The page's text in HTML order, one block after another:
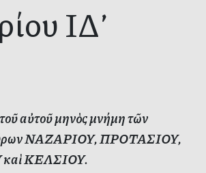
ΙΔ’
αὐτοῦ μηνὸς μνήμη τῶν
ΝΑΖΑΡΙΟΥ, ΠΡΟΤΑΣΙΟΥ,
ΚΕΛΣΙΟΥ.